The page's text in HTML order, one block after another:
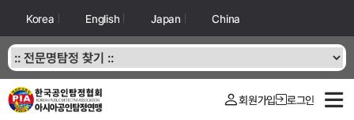
Korea English Japan China
회원가입 로그인